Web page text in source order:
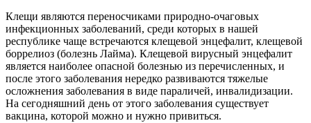
Клещи являются переносчиками природно-очаговых
инфекционных заболеваний, среди которых в нашей
республике чаще встречаются клещевой энцефалит, клещевой
боррелиоз (болезнь Лайма). Клещевой вирусный энцефалит
является наиболее опасной болезнью из перечисленных, и
после этого заболевания нередко развиваются тяжелые
осложнения заболевания в виде параличей, инвалидизации.
На сегодняшний день от этого заболевания существует
вакцина, которой можно и нужно привиться.